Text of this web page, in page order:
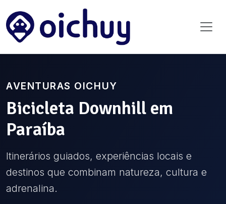
AVENTURAS OICHUY
Bicicleta Downhill em
Paraíba
Itinerários guiados, experiências locais e
destinos que combinam natureza, cultura e
adrenalina.